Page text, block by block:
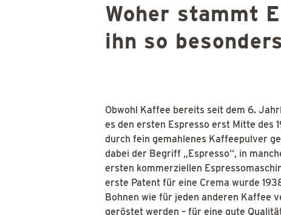
Woher stammt
ihn so
Obwohl Kaffee bereits seit dem 6.
es den ersten Espresso erst Mitte des
durch fein gemahlenes Kaffeepulver
dabei der Begriff „Espresso“, in
ersten kommerziellen
erste Patent für eine Crema wurde
Bohnen wie für jeden anderen Kaffee
geröstet werden – für eine gute